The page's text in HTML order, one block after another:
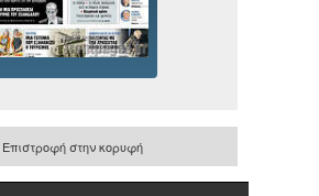
Επιστροφή στην κορυφή